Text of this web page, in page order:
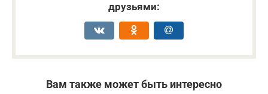
друзьями:
Вам также может быть интересно